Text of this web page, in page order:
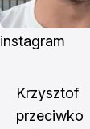
instagram
Krzysztof